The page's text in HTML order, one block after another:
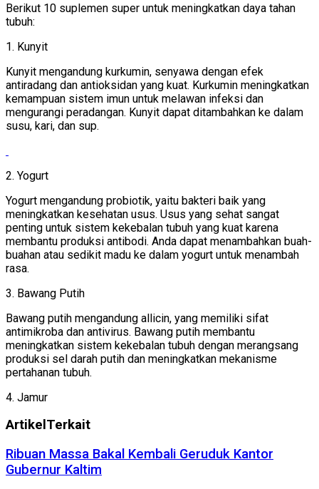
Berikut 10 suplemen super untuk meningkatkan daya tahan
tubuh:
1. Kunyit
Kunyit mengandung kurkumin, senyawa dengan efek
antiradang dan antioksidan yang kuat. Kurkumin meningkatkan
kemampuan sistem imun untuk melawan infeksi dan
mengurangi peradangan. Kunyit dapat ditambahkan ke dalam
susu, kari, dan sup.
2. Yogurt
Yogurt mengandung probiotik, yaitu bakteri baik yang
meningkatkan kesehatan usus. Usus yang sehat sangat
penting untuk sistem kekebalan tubuh yang kuat karena
membantu produksi antibodi. Anda dapat menambahkan buah-
buahan atau sedikit madu ke dalam yogurt untuk menambah
rasa.
3. Bawang Putih
Bawang putih mengandung allicin, yang memiliki sifat
antimikroba dan antivirus. Bawang putih membantu
meningkatkan sistem kekebalan tubuh dengan merangsang
produksi sel darah putih dan meningkatkan mekanisme
pertahanan tubuh.
4. Jamur
Artikel Terkait
Ribuan Massa Bakal Kembali Geruduk Kantor
Gubernur Kaltim